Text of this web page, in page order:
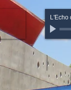
L'Echo